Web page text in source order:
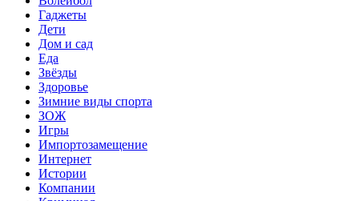
Гаджеты
Дети
Дом и сад
Еда
Звёзды
Здоровье
Зимние виды спорта
ЗОЖ
Игры
Импортозамещение
Интернет
Истории
Компании